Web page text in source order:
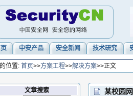
中安产品 安全新闻 技术研究
位置: 首页>>方案工程>>解决方案>>正文
文章搜索
某校园